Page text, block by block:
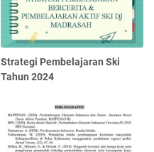
Strategi Pembelajaran Ski
Tahun 2024